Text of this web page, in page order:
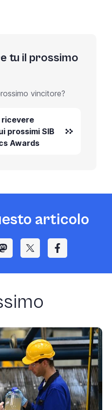
tu il prossimo
vincitore?
prossimi SIB
Awards
articolo